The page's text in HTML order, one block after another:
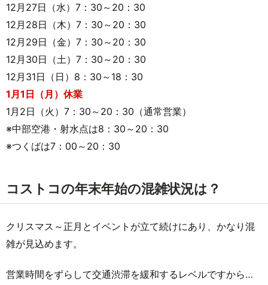
12月27日（水）7：30～20：30
12月28日（木）7：30～20：30
12月29日（金）7：30～20：30
12月30日（土）7：30～20：30
12月31日（日）8：30～18：30
1月1日（月）休業
1月2日（火）7：30～20：30（通常営業）
※中部空港・射水点は8：30～20：30
※つくばは7：00～20：30
コストコの年末年始の混雑状況は？
クリスマス～正月とイベントが立て続けにあり、かなり混
雑が見込めます。
営業時間をずらして交通渋滞を緩和するレベルですから…